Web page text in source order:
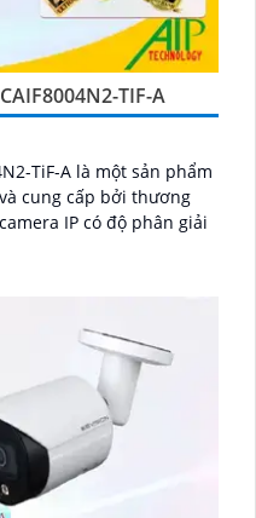
TIF-A
TiF-A là một sản phẩm
cung cấp bởi thương